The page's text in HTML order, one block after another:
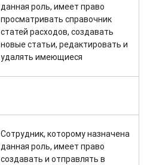
данная роль, имеет право
просматривать справочник
статей расходов, создавать
новые статьи, редактировать и
удалять имеющиеся
Сотрудник, которому назначена
данная роль, имеет право
создавать и отправлять в